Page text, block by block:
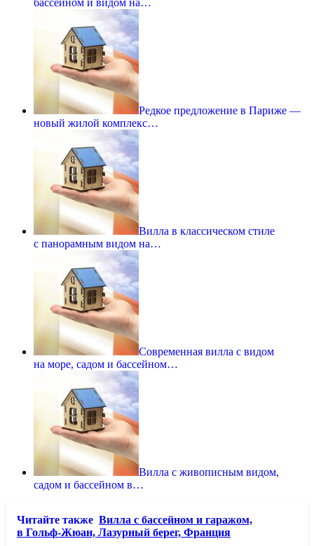
бассейном и видом на…
Редкое предложение в Париже —
новый жилой комплекс…
Вилла в классическом стиле
с панорамным видом на…
Современная вилла с видом
на море, садом и бассейном…
Вилла с живописным видом,
садом и бассейном в…
Читайте также Вилла с бассейном и гаражом,
в Гольф-Жюан, Лазурный берег, Франция